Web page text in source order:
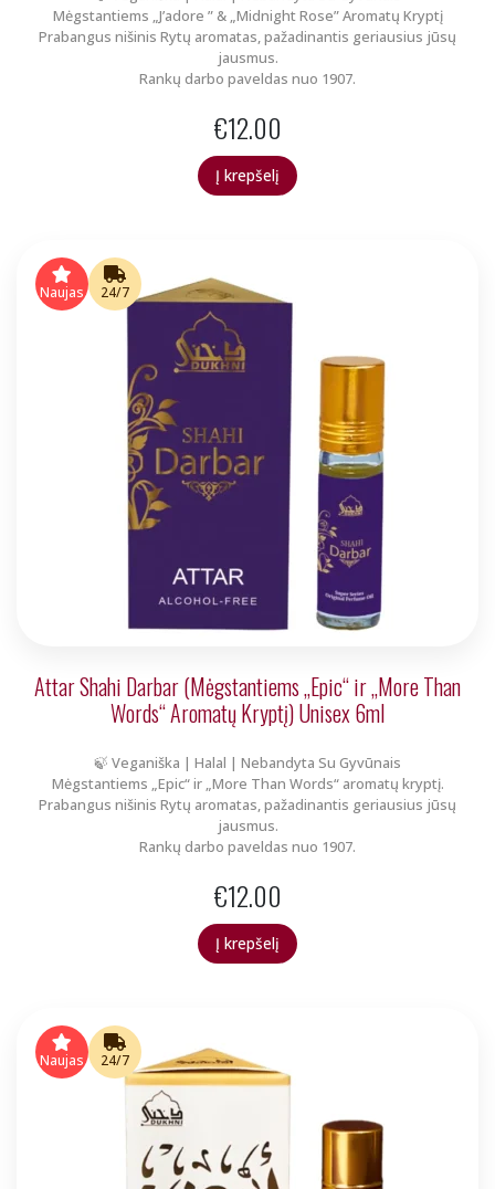
Mėgstantiems „J’adore ” & „Midnight Rose” Aromatų Kryptį
Prabangus nišinis Rytų aromatas, pažadinantis geriausius jūsų
jausmus.
Rankų darbo paveldas nuo 1907.
€12.00
Į krepšelį
Naujas 24/7
Attar Shahi Darbar (Mėgstantiems „Epic“ ir „More Than
Words“ Aromatų Kryptį) Unisex 6ml
🍃 Veganiška | Halal | Nebandyta Su Gyvūnais
Mėgstantiems „Epic“ ir „More Than Words“ aromatų kryptį.
Prabangus nišinis Rytų aromatas, pažadinantis geriausius jūsų
jausmus.
Rankų darbo paveldas nuo 1907.
€12.00
Į krepšelį
Naujas 24/7